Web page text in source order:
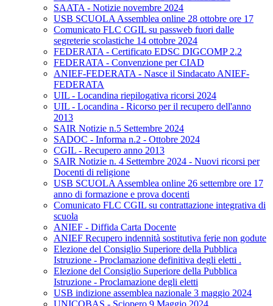
SAATA - Notizie novembre 2024
USB SCUOLA Assemblea online 28 ottobre ore 17
Comunicato FLC CGIL su passweb fuori dalle
segreterie scolastiche 14 ottobre 2024
FEDERATA - Certificato EDSC DIGCOMP 2.2
FEDERATA - Convenzione per CIAD
ANIEF-FEDERATA - Nasce il Sindacato ANIEF-
FEDERATA
UIL - Locandina riepilogativa ricorsi 2024
UIL - Locandina - Ricorso per il recupero dell'anno
2013
SAIR Notizie n.5 Settembre 2024
SADOC - Informa n.2 - Ottobre 2024
CGIL - Recupero anno 2013
SAIR Notizie n. 4 Settembre 2024 - Nuovi ricorsi per
Docenti di religione
USB SCUOLA Assemblea online 26 settembre ore 17
anno di formazione e prova docenti
Comunicato FLC CGIL su contrattazione integrativa di
scuola
ANIEF - Diffida Carta Docente
ANIEF Recupero indennità sostitutiva ferie non godute
Elezione del Consiglio Superiore della Pubblica
Istruzione - Proclamazione definitiva degli eletti .
Elezione del Consiglio Superiore della Pubblica
Istruzione - Proclamazione degli eletti
USB indizione assemblea nazionale 3 maggio 2024